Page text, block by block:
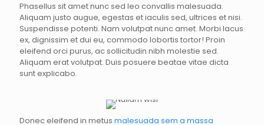
Phasellus sit amet nunc sed leo convallis malesuada.
Aliquam justo augue, egestas et iaculis sed, ultrices et nisi.
Suspendisse potenti. Nam volutpat nunc amet. Morbi lacus
ex, dignissim et dui eu, commodo lobortis tortor! Proin
eleifend orci purus, ac sollicitudin nibh molestie sed.
Aliquam erat volutpat. Duis posuere beatae vitae dicta
sunt explicabo.
Donec eleifend in metus malesuada sem a massa